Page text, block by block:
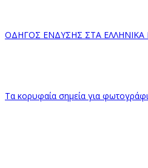
ΟΔΗΓΟΣ ΕΝΔΥΣΗΣ ΣΤΑ ΕΛΛΗΝΙΚΑ
Τα κορυφαία σημεία για